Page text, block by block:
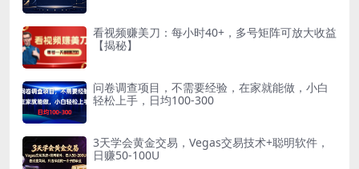
看视频赚美刀：每小时40+，多号矩阵可放大收益
【揭秘】
问卷调查项目，不需要经验，在家就能做，小白
轻松上手，日均100-300
3天学会黄金交易，Vegas交易技术+聪明软件，
日赚50-100U